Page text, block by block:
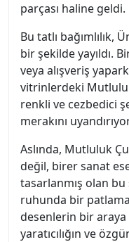
parçası haline geldi.
Bu tatlı bağımlılık,
bir şekilde yayıldı.
veya alışveriş
vitrinlerdeki
renkli ve cezbedici
merakını
Aslında, Mutluluk
değil, birer sanat
tasarlanmış olan
ruhunda bir
desenlerin bir
yaratıcılığın ve